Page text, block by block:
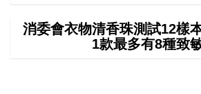
消委會衣物清香珠測試12樣
1款最多有8種致